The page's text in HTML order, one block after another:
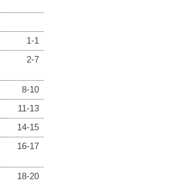
1-1
2-7
8-10
11-13
14-15
16-17
18-20